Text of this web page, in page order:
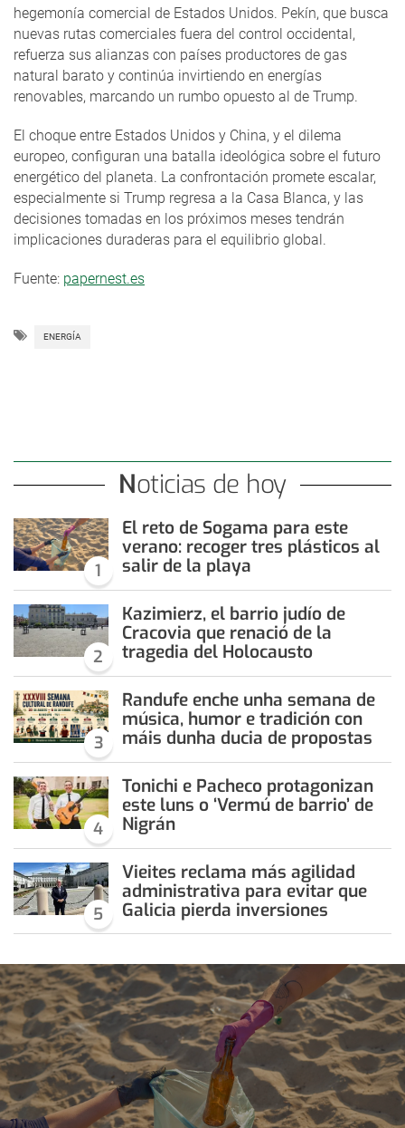
hegemonía comercial de Estados Unidos. Pekín, que busca
nuevas rutas comerciales fuera del control occidental,
refuerza sus alianzas con países productores de gas
natural barato y continúa invirtiendo en energías
renovables, marcando un rumbo opuesto al de Trump.
El choque entre Estados Unidos y China, y el dilema
europeo, configuran una batalla ideológica sobre el futuro
energético del planeta. La confrontación promete escalar,
especialmente si Trump regresa a la Casa Blanca, y las
decisiones tomadas en los próximos meses tendrán
implicaciones duraderas para el equilibrio global.
Fuente: papernest.es
ENERGÍA
Noticias de hoy
1
El reto de Sogama para este
verano: recoger tres plásticos al
salir de la playa
2
Kazimierz, el barrio judío de
Cracovia que renació de la
tragedia del Holocausto
3
Randufe enche unha semana de
música, humor e tradición con
máis dunha ducia de propostas
4
Tonichi e Pacheco protagonizan
este luns o ‘Vermú de barrio’ de
Nigrán
5
Vieites reclama más agilidad
administrativa para evitar que
Galicia pierda inversiones